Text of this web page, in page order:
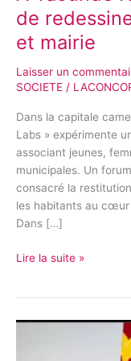
de
et mairie
Laisser un
SOCIETE /
Dans la capitale
Labs » expérimente
associant jeunes,
municipales. Un
consacré la
les habitants au cœur
Dans […]
mairie
Lire la suite »